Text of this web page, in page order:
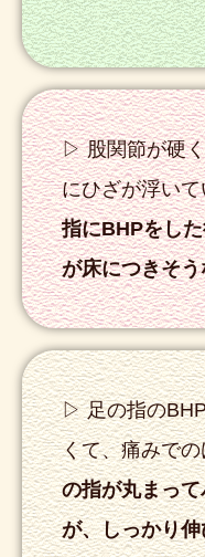
▷ 股関節が硬
にひざが浮い
指にBHPをし
が床につきそ
▷ 足の指の
くて、痛みで
の指が丸まっ
が、しっかり